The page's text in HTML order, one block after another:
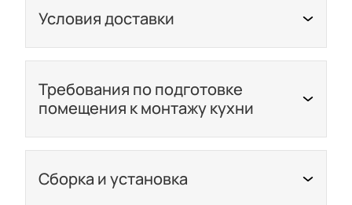
Условия доставки Скрыть/показать
Требования по подготовке
помещения к монтажу кухни
Скрыть/показать
Документация по продукции
Сборка и установкаСкрыть/показать